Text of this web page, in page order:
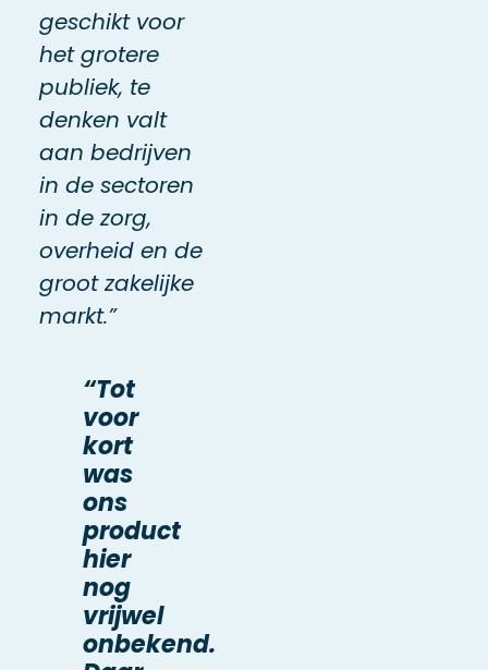
geschikt voor
het grotere
publiek, te
denken valt
aan bedrijven
in de sectoren
in de zorg,
overheid en de
groot zakelijke
markt.”
“Tot
voor
kort
was
ons
product
hier
nog
vrijwel
onbekend.